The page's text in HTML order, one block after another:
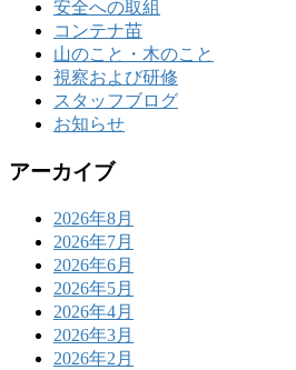
安全への取組
コンテナ苗
山のこと・木のこと
視察および研修
スタッフブログ
お知らせ
アーカイブ
2026年8月
2026年7月
2026年6月
2026年5月
2026年4月
2026年3月
2026年2月